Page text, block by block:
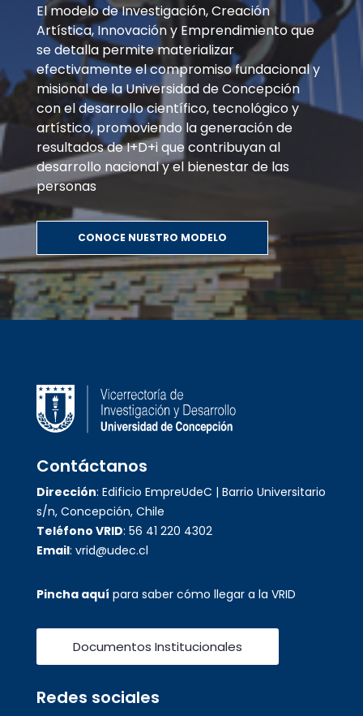
El modelo de Investigación, Creación
Artística, Innovación y Emprendimiento que
se detalla permite materializar
efectivamente el compromiso fundacional y
misional de la Universidad de Concepción
con el desarrollo científico, tecnológico y
artístico, promoviendo la generación de
resultados de I+D+i que contribuyan al
desarrollo nacional y el bienestar de las
personas
CONOCE NUESTRO MODELO
Contáctanos
Dirección: Edificio EmpreUdeC | Barrio Universitario
s/n, Concepción, Chile
Teléfono VRID: 56 41 220 4302
Email: vrid@udec.cl
Pincha aquí para saber cómo llegar a la VRID
Documentos Institucionales
Redes sociales